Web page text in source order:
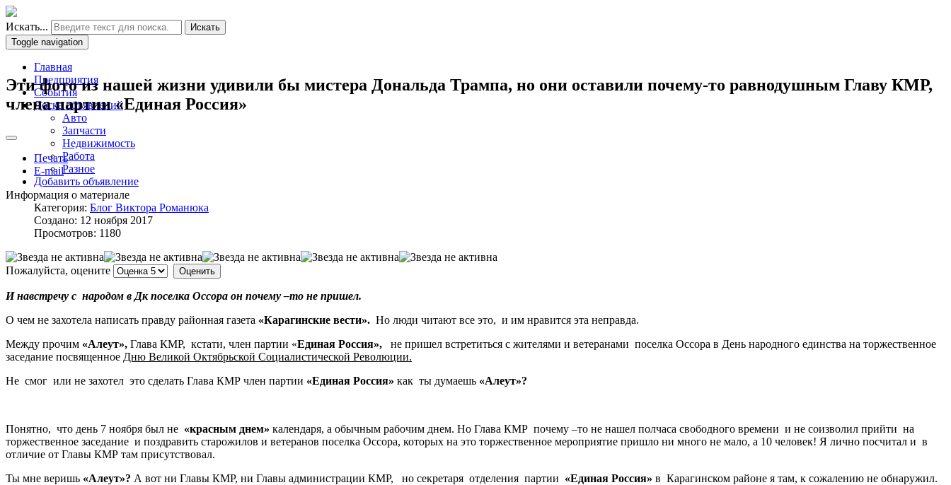
Искать...
Искать
Toggle navigation
Главная
Предприятия
События
Доска объявлений
Авто
Запчасти
Недвижимость
Работа
Разное
Добавить объявление
Эти фото из нашей жизни удивили бы мистера Дональда Трампа, но они оставили почему-то равнодушным Главу КМР,
члена партии «Единая Россия»
Печать
E-mail
Информация о материале
Категория: Блог Виктора Романюка
Создано: 12 ноября 2017
Просмотров: 1180
Пожалуйста, оцените
И навстречу с народом в Дк поселка Оссора он почему –то не пришел.
О чем не захотела написать правду районная газета «Карагинские вести». Но люди читают все это, и им нравится эта неправда.
Между прочим «Алеут», Глава КМР, кстати, член партии «Единая Россия», не пришел встретиться с жителями и ветеранами поселка Оссора в День народного единства на торжественное
заседание посвященное Дню Великой Октябрьской Социалистической Революции.
Не смог или не захотел это сделать Глава КМР член партии «Единая Россия» как ты думаешь «Алеут»?
Понятно, что день 7 ноября был не «красным днем» календаря, а обычным рабочим днем. Но Глава КМР почему –то не нашел полчаса свободного времени и не соизволил прийти на
торжественное заседание и поздравить старожилов и ветеранов поселка Оссора, которых на это торжественное мероприятие пришло ни много не мало, а 10 человек! Я лично посчитал и в
отличие от Главы КМР там присутствовал.
Ты мне веришь «Алеут»? А вот ни Главы КМР, ни Главы администрации КМР, но секретаря отделения партии «Единая Россия» в Карагинском районе я там, к сожалению не обнаружил.